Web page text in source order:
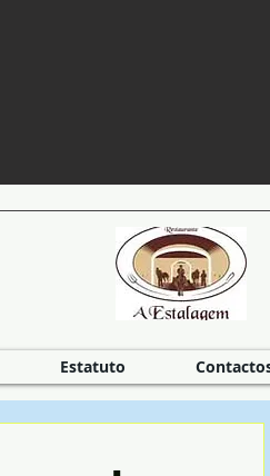
Estatuto